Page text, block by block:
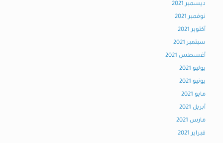
ديسمبر 2021
نوفمبر 2021
أكتوبر 2021
سبتمبر 2021
أغسطس 2021
يوليو 2021
يونيو 2021
مايو 2021
أبريل 2021
مارس 2021
فبراير 2021